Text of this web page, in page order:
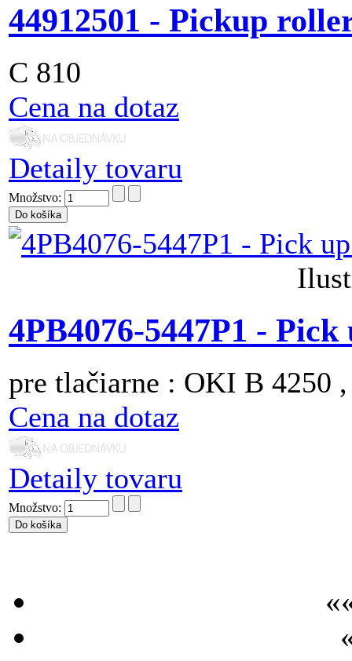
44912501 - Pickup
C 810
Cena na dotaz
Detaily tovaru
Množstvo:
4PB4076-5447P1 -
pre tlačiarne : OKI B 4250
Cena na dotaz
Detaily tovaru
Množstvo: